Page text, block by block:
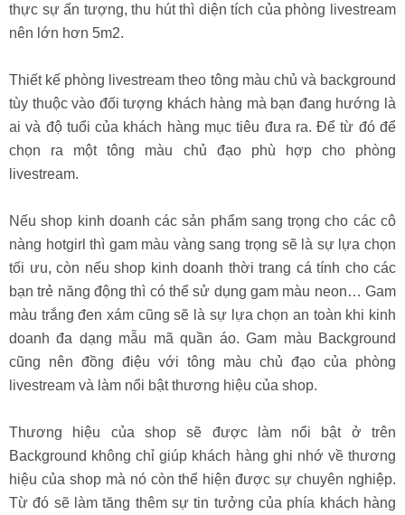
thực sự ấn tượng, thu hút thì diện tích của phòng livestream
nên lớn hơn 5m2.
Thiết kế phòng livestream theo tông màu chủ và background
tùy thuộc vào đối tượng khách hàng mà bạn đang hướng là
ai và độ tuổi của khách hàng mục tiêu đưa ra. Để từ đó để
chọn ra một tông màu chủ đạo phù hợp cho phòng
livestream.
Nếu shop kinh doanh các sản phẩm sang trọng cho các cô
nàng hotgirl thì gam màu vàng sang trọng sẽ là sự lựa chọn
tối ưu, còn nếu shop kinh doanh thời trang cá tính cho các
bạn trẻ năng động thì có thể sử dụng gam màu neon… Gam
màu trắng đen xám cũng sẽ là sự lựa chọn an toàn khi kinh
doanh đa dạng mẫu mã quần áo. Gam màu Background
cũng nên đồng điệu với tông màu chủ đạo của phòng
livestream và làm nổi bật thương hiệu của shop.
Thương hiệu của shop sẽ được làm nổi bật ở trên
Background không chỉ giúp khách hàng ghi nhớ về thương
hiệu của shop mà nó còn thể hiện được sự chuyên nghiệp.
Từ đó sẽ làm tăng thêm sự tin tưởng của phía khách hàng